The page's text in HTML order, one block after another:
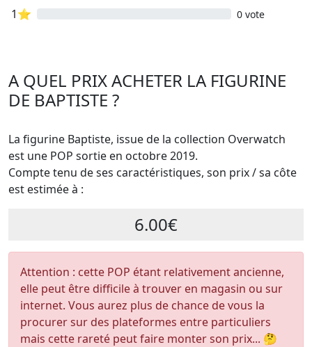
1⭐ 0 vote
A QUEL PRIX ACHETER LA FIGURINE
DE BAPTISTE ?
La figurine Baptiste, issue de la collection Overwatch
est une POP sortie en octobre 2019.
Compte tenu de ses caractéristiques, son prix / sa côte
est estimée à :
6.00€
Attention : cette POP étant relativement ancienne,
elle peut être difficile à trouver en magasin ou sur
internet. Vous aurez plus de chance de vous la
procurer sur des plateformes entre particuliers
mais cette rareté peut faire monter son prix... 🤔